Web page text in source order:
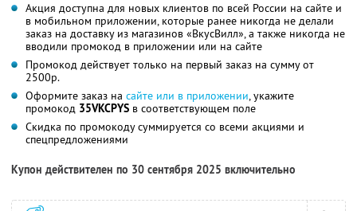
Акция доступна для новых клиентов по всей России на сайте и
в мобильном приложении, которые ранее никогда не делали
заказ на доставку из магазинов «ВкусВилл», а также никогда не
вводили промокод в приложении или на сайте
Промокод действует только на первый заказ на сумму от
2500р.
Оформите заказ на сайте или в приложении, укажите
промокод 35VKCPYS в соответствующем поле
Скидка по промокоду суммируется со всеми акциями и
спецпредложениями
Купон действителен по 30 сентября 2025 включительно